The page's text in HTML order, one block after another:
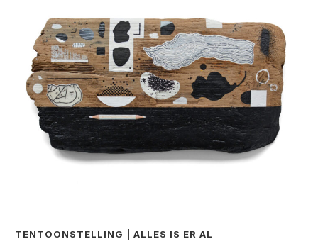
TENTOONSTELLING | ALLES IS ER AL